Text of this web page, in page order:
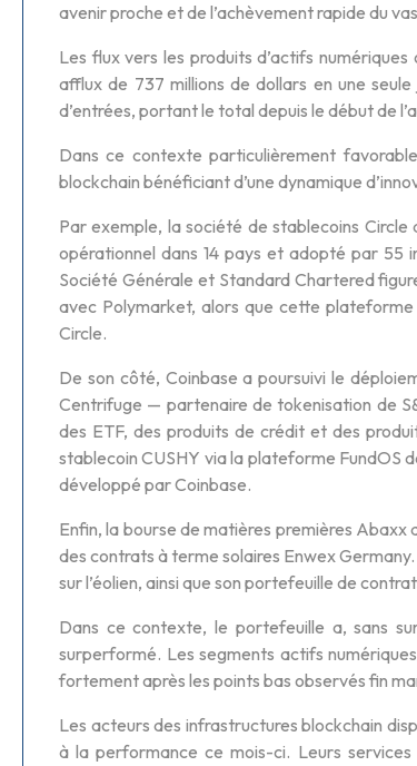
avenir proche et de l’achèvement rapide du
Les flux vers les produits d’actifs
afflux de 737 millions de dollars en une
d’entrées, portant le total depuis le début de
Dans ce contexte particulièrement
blockchain bénéficiant d’une dynamique
Par exemple, la société de stablecoins
opérationnel dans 14 pays et adopté par 55
Société Générale et Standard Chartered
avec Polymarket, alors que cette plateforme
Circle.
De son côté, Coinbase a poursuivi le
Centrifuge — partenaire de tokenisation de
des ETF, des produits de crédit et des
stablecoin CUSHY via la plateforme FundOS
développé par Coinbase.
Enfin, la bourse de matières premières Abaxx
des contrats à terme solaires Enwex
sur l’éolien, ainsi que son portefeuille de
Dans ce contexte, le portefeuille a, sans
surperformé. Les segments actifs
fortement après les points bas observés fin
Les acteurs des infrastructures blockchain
à la performance ce mois-ci. Leurs